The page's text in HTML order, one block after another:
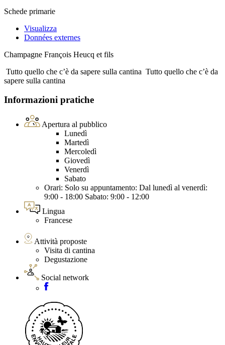
Schede primarie
Visualizza
Données externes
Champagne François Heucq et fils
Tutto quello che c’è da sapere sulla cantina Tutto quello che c’è da
sapere sulla cantina
Informazioni pratiche
Apertura al pubblico
Lunedì
Martedì
Mercoledì
Giovedì
Venerdì
Sabato
Orari: Solo su appuntamento: Dal lunedì al venerdì:
9:00 - 18:00 Sabato: 9:00 - 12:00
Lingua
Francese
Attività proposte
Visita di cantina
Degustazione
Social network